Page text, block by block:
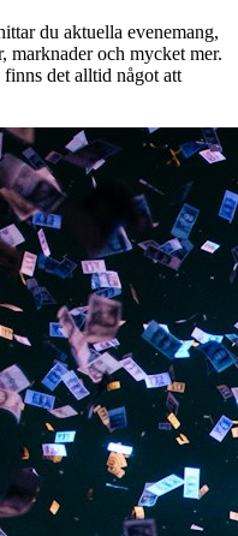
du aktuella evenemang,
marknader och mycket mer.
det alltid något att